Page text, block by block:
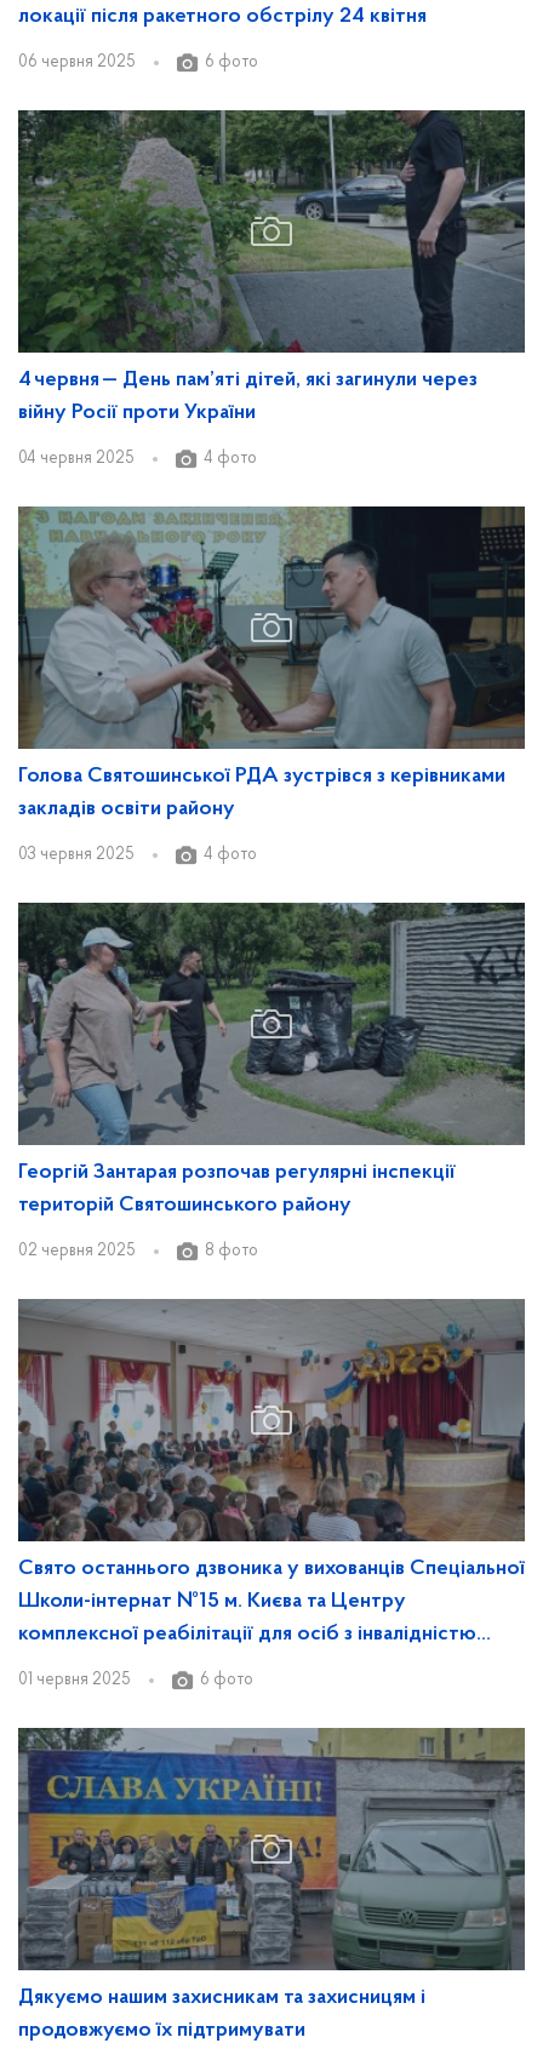
локації після ракетного обстрілу 24 квітня
06 червня 2025 6 фото
4 червня — День пам’яті дітей, які загинули через
війну Росії проти України
04 червня 2025 4 фото
Голова Святошинської РДА зустрівся з керівниками
закладів освіти району
03 червня 2025 4 фото
Георгій Зантарая розпочав регулярні інспекції
територій Святошинського району
02 червня 2025 8 фото
Свято останнього дзвоника у вихованців Спеціальної
Школи-інтернат №15 м. Києва та Центру
комплексної реабілітації для осіб з інвалідністю
Святошинського району
01 червня 2025 6 фото
Дякуємо нашим захисникам та захисницям і
продовжуємо їх підтримувати